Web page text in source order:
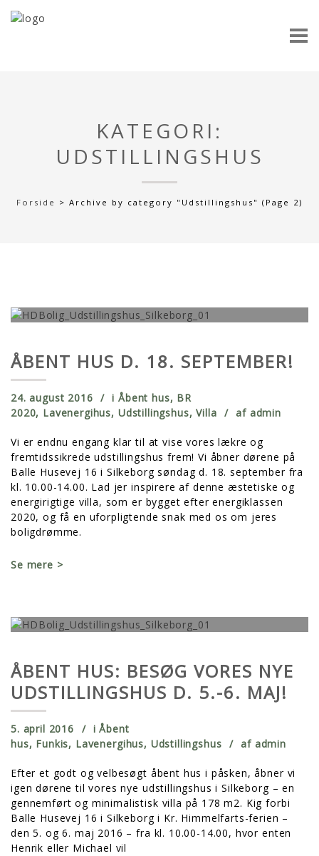
KATEGORI:
UDSTILLINGSHUS
Forside > Archive by category "Udstillingshus" (Page 2)
ÅBENT HUS D. 18. SEPTEMBER!
24. august 2016 i Åbent hus, BR
2020, Lavenergihus, Udstillingshus,Villa af admin
Vi er endnu engang klar til at vise vores lækre og
fremtidssikrede udstillingshus frem! Vi åbner dørene på
Balle Husevej 16 i Silkeborg søndag d. 18. september fra
kl. 10.00-14.00. Lad jer inspirere af denne æstetiske og
energirigtige villa, som er bygget efter energiklassen
2020, og få en uforpligtende snak med os om jeres
boligdrømme.
Se mere >
ÅBENT HUS: BESØG VORES NYE
UDSTILLINGSHUS D. 5.-6. MAJ!
5. april 2016 iÅbent
hus, Funkis, Lavenergihus, Udstillingshus af admin
Efter et godt og velbesøgt åbent hus i påsken, åbner vi
igen dørene til vores nye udstillingshus i Silkeborg – en
gennemført og minimalistisk villa på 178 m2. Kig forbi
Balle Husevej 16 i Silkeborg i Kr. Himmelfarts-ferien –
den 5. og 6. maj 2016 – fra kl. 10.00-14.00, hvor enten
Henrik eller Michael vil